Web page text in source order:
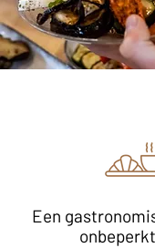
Een